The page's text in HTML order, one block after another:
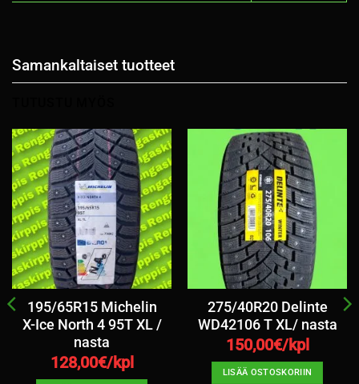
Samankaltaiset tuotteet
195/65R15 Michelin
X-Ice North 4 95T XL /
nasta
128,00€/kpl
275/40R20 Delinte
WD42106 T XL/ nasta
150,00€/kpl
LISÄÄ OSTOSKORIIN